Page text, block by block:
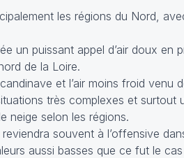
les régions du Nord,
un puissant appel d’air doux en
de la Loire.
et l’air moins froid venu
très complexes et surtout
neige selon les régions.
souvent à l’offensive
aussi basses que ce fut le